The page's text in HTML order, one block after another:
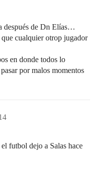
después de Dn Elías…
que cualquier otrop jugador
en donde todos lo
por malos momentos
futbol dejo a Salas hace